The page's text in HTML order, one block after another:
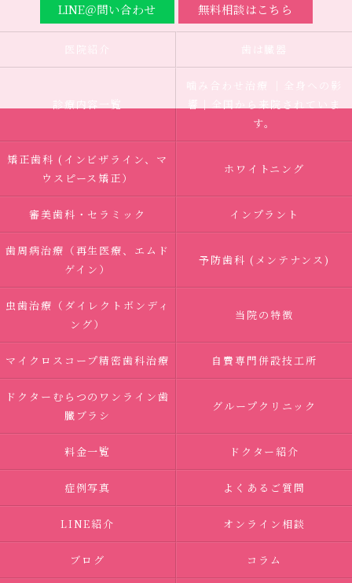
LINE＠問い合わせ 無料相談はこちら
医院紹介 歯は臓器
診療内容一覧
噛み合わせ治療 ｜全身への影
響｜全国から来院されていま
す。
矯正歯科 (インビザライン、マ
ウスピース矯正）
ホワイトニング
審美歯科・セラミック インプラント
歯周病治療（再生医療、エムド
ゲイン）
予防歯科 (メンテナンス)
虫歯治療（ダイレクトボンディ
ング）
当院の特徴
マイクロスコープ精密歯科治療 自費専門併設技工所
ドクターむらつのワンライン歯
臓ブラシ
グループクリニック
料金一覧 ドクター紹介
症例写真 よくあるご質問
LINE紹介 オンライン相談
ブログ コラム